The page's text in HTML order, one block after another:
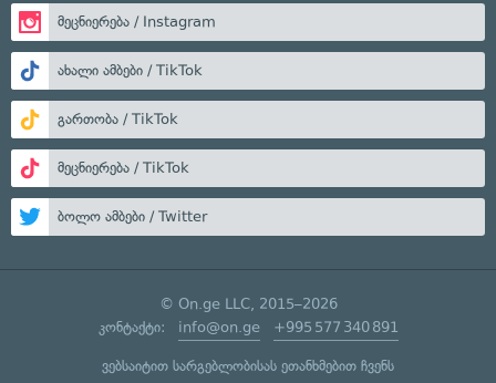
მეცნიერება / Instagram
ახალი ამბები / TikTok
გართობა / TikTok
მეცნიერება / TikTok
ბოლო ამბები / Twitter
© On.ge LLC, 2015–2026
კონტაქტი: info@on.ge +995 577 340 891
ვებსაიტით სარგებლობისას ეთანხმებით ჩვენს